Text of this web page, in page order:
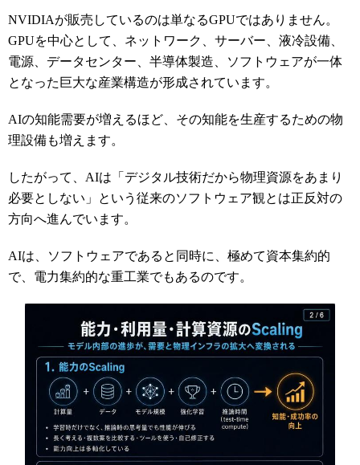
NVIDIAが販売しているのは単なるGPUではありません。
GPUを中心として、ネットワーク、サーバー、液冷設備、
電源、データセンター、半導体製造、ソフトウェアが一体
となった巨大な産業構造が形成されています。
AIの知能需要が増えるほど、その知能を生産するための物
理設備も増えます。
したがって、AIは「デジタル技術だから物理資源をあまり
必要としない」という従来のソフトウェア観とは正反対の
方向へ進んでいます。
AIは、ソフトウェアであると同時に、極めて資本集約的
で、電力集約的な重工業でもあるのです。